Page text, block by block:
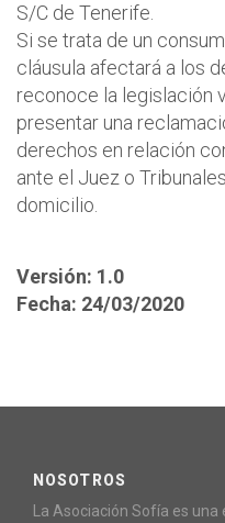
S/C de Tenerife.
Si se trata de un
cláusula afectará a los
reconoce la legislación
presentar una
derechos en relación
ante el Juez o
domicilio.
Versión: 1.0
Fecha: 24/03/2020
NOSOTROS
La Asociación Sofía es